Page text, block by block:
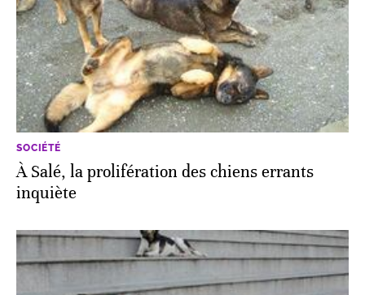
SOCIÉTÉ
À Salé, la prolifération des chiens errants
inquiète